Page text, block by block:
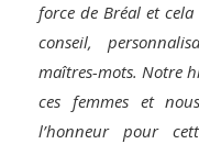
force de Bréal et
conseil,
maîtres-mots. Notre
ces femmes et
l’honneur pour